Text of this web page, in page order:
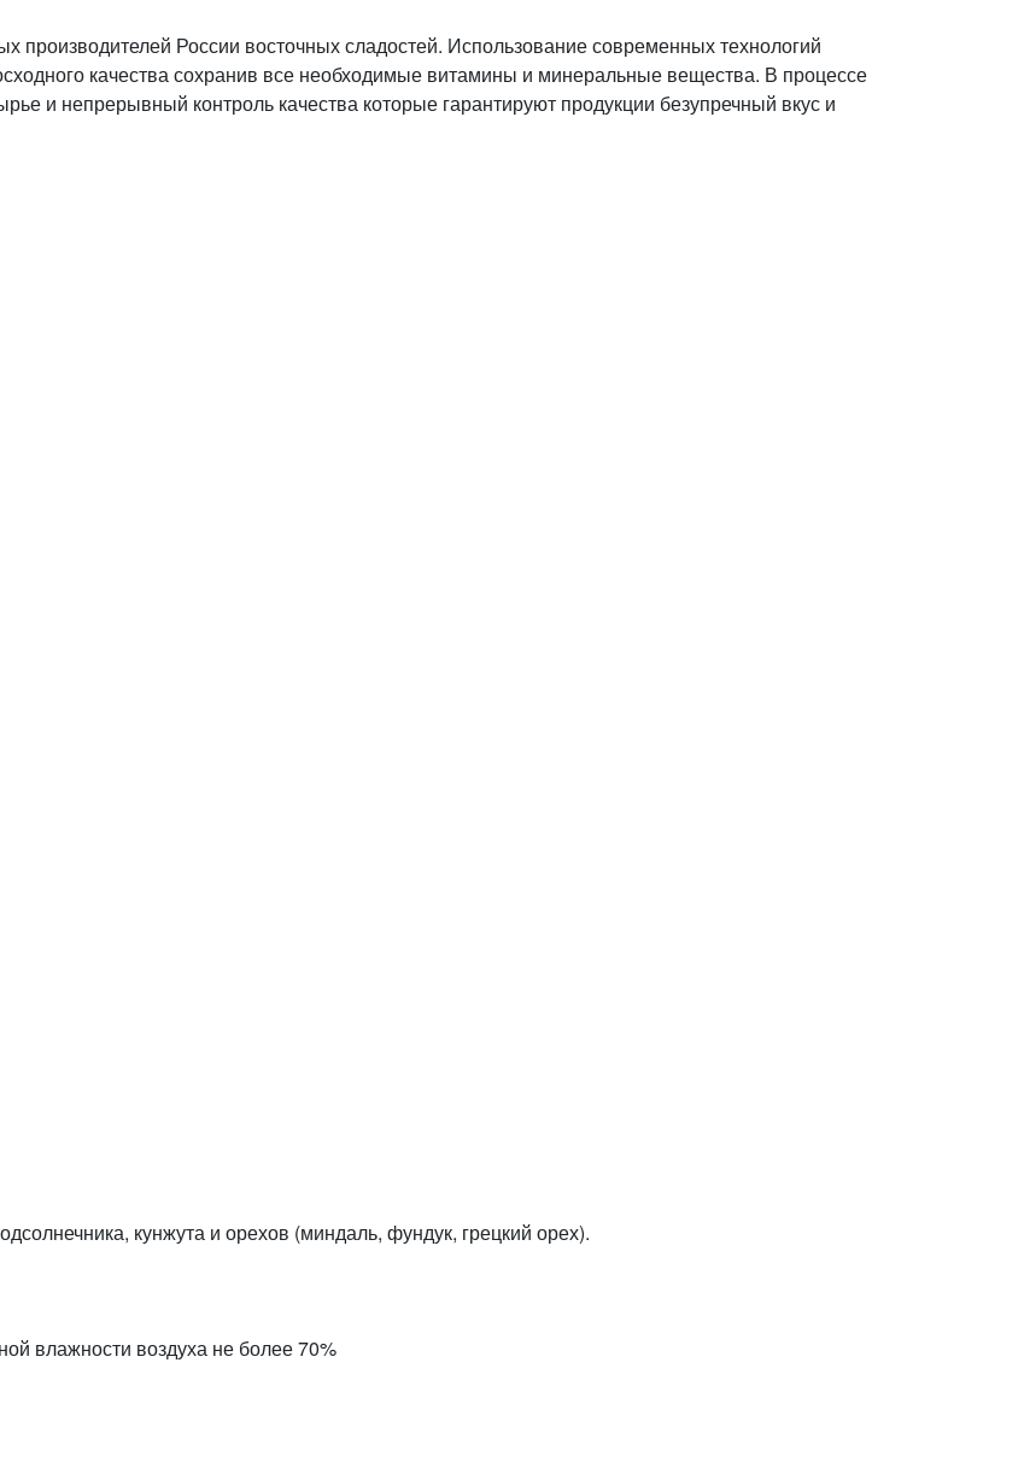
производителей России восточных сладостей. Использование современных технологий
качества сохранив все необходимые витамины и минеральные вещества. В процессе
и непрерывный контроль качества которые гарантируют продукции безупречный вкус и
кунжута и орехов (миндаль, фундук, грецкий орех).
влажности воздуха не более 70%